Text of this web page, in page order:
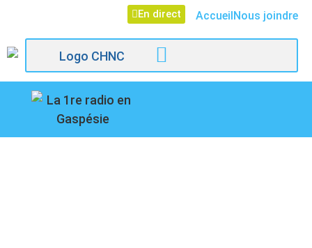
En direct AccueilNous joindre